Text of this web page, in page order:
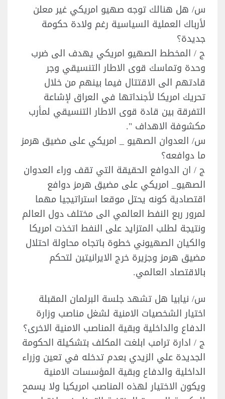
س/ هل هنالك توجه صهيو امريكي غير معلن
لأرباك العملية السياسية رغم ولادة حكومة
جديدة؟
ج / المخطط الصهيو امريكي يهدف الى ضرب
وحدة وتماسك قوى الاطار التنسيقي وجر
قادتهم الى الاقتتال فيما بينهم من خلال
تحريك امريكا لأجنداتها في العراق لإشاعة
التفرقة بين قادة قوى الاطار التنسيقي لمأرب
مكشوفة الاهداف ".
س/ العدوان الصهيو _ امريكي على مضيق هرمز
ما دوافعه؟
ج / ان الدوافع الحقيقة التي تقف وراء العدوان
الصهيو_ امريكي على مضيق هرمز دوافع
اقتصادية كونه يحتل موقعا استراتيجيا مهما
لمرور ربع النفط العالمي الى مختلف دول العالم
ونتيجة لطلب المتزايد على النفط اتخذت امريكا
والكيان الصهيوني خطوة باتجاه محاولة احتلال
مضيق هرمز وجزيرة خرج الايرانيتين لتحكم
بالاقتصاد العالمي.
س/ نيابيا هل تشهد جلسة البرلمان المقبلة
اختيار الشخصيات الامنية لشغل مناصب وزارة
الدفاع والداخلية وبقية المناصب الامنية الاخرى؟
ج / ادارة ترامب ابلغت المكلف بتشكيلة الحكومة
الجديدة علي الزيدي بعدم تدخله في تعين وزراء
الداخلية والدفاع وبقية المؤسسات الامنية
ويكون الاختيار لهذه المناصب امريكيا ولا يسمح